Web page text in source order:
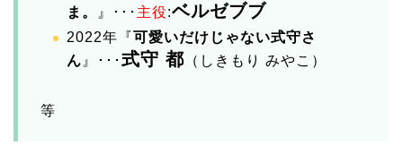
ま。
』･･･ 主役:ベルゼブブ
2022年『可愛いだけじゃない式守さ
ん 』･･･ 式守 都 （しきもり みやこ）
等